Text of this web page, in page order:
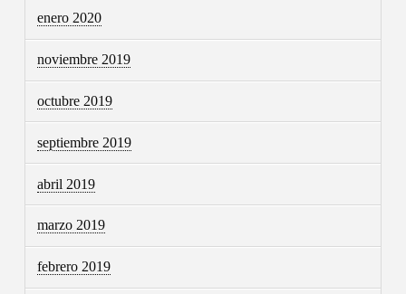
enero 2020
noviembre 2019
octubre 2019
septiembre 2019
abril 2019
marzo 2019
febrero 2019